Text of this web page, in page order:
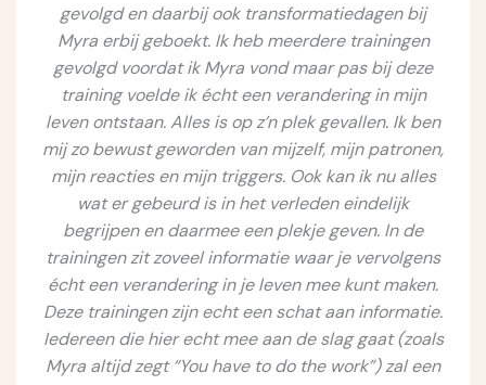
gevolgd en daarbij ook transformatiedagen bij
Myra erbij geboekt. Ik heb meerdere trainingen
gevolgd voordat ik Myra vond maar pas bij deze
training voelde ik écht een verandering in mijn
leven ontstaan. Alles is op z’n plek gevallen. Ik ben
mij zo bewust geworden van mijzelf, mijn patronen,
mijn reacties en mijn triggers. Ook kan ik nu alles
wat er gebeurd is in het verleden eindelijk
begrijpen en daarmee een plekje geven. In de
trainingen zit zoveel informatie waar je vervolgens
écht een verandering in je leven mee kunt maken.
Deze trainingen zijn echt een schat aan informatie.
Iedereen die hier echt mee aan de slag gaat (zoals
Myra altijd zegt “You have to do the work”) zal een